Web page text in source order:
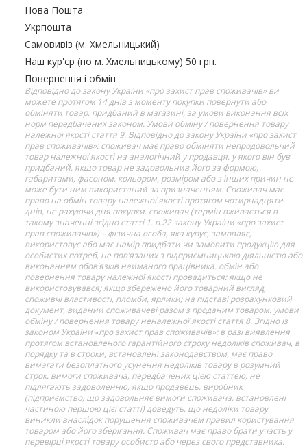
Нова Пошта
Укрпошта
Самовивіз (м. Хмельницький)
Наш кур'єр (по м. Хмельницькому) 50 грн.
Повернення і обмін
Відповідно до закону України «про захист прав споживачів» ви
можете протягом 14 днів з моменту покупки повернути або
обміняти товар, придбаний в магазині, за умови виконання всіх
норм передбачених законом. Умови обміну / повернення товару
належної якості стаття 9. Відповідно до закону України «про захист
прав споживачів»: споживач має право обміняти непродовольчий
товар належної якості на аналогічний у продавця, у якого він був
придбаний, якщо товар не задовольнив його за формою,
габаритами, фасоном, кольором, розміром або з інших причин не
може бути ним використаний за призначенням. Споживач має
право на обмін товару належної якості протягом чотирнадцяти
днів, не рахуючи дня покупки. споживач (термін вживається в
такому значенні згідно статті 1. п.22 закону України «про захист
прав споживачів») – фізична особа, яка купує, замовляє,
використовує або має намір придбати чи замовити продукцію для
особистих потреб, не пов’язаних з підприємницькою діяльністю або
виконанням обов’язків найманого працівника. обмін або
повернення товару належної якості провадиться: якщо не
використовувався; якщо збережено його товарний вигляд,
споживчі властивості, пломби, ярлики; на підставі розрахунковий
документ, виданий споживачеві разом з проданим товаром. умови
обміну / повернення товару неналежної якості стаття 8. Згідно із
законом України «про захист прав споживачів»: в разі виявлення
протягом встановленого гарантійного строку недоліків споживач, в
порядку та в строки, встановлені законодавством, має право
вимагати безоплатного усунення недоліків товару в розумний
строк. вимоги споживача, передбачених цією статтею, не
підлягають задоволенню, якщо продавець, виробник
(підприємство, що задовольняє вимоги споживача, встановлені
частиною першою цієї статті) доведуть, що недоліки товару
виникли внаслідок порушення споживачем правил користування
товаром або його зберігання. Споживач має право брати участь у
перевірці якості товару особисто або через свого представника.